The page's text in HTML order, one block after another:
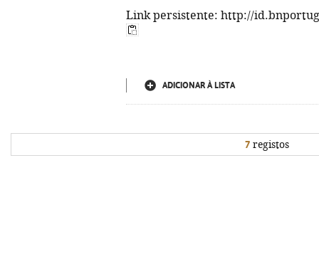
Link persistente: http://
ADICIONAR À LISTA
7 registos